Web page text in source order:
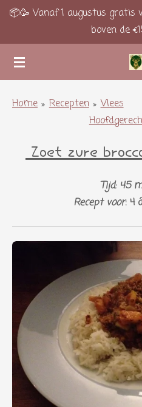
Ga
de
hoofdinhoud
📦🥳 Vanaf 1 augustus gratis
boven de
Home » Recepten » Vlees
Zoet zure
Tijd: 45
Recept voor: 4